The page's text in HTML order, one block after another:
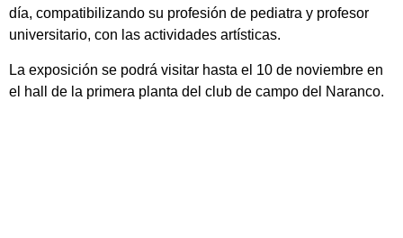
día, compatibilizando su profesión de pediatra y profesor
universitario, con las actividades artísticas.
La exposición se podrá visitar hasta el 10 de noviembre en
el hall de la primera planta del club de campo del Naranco.